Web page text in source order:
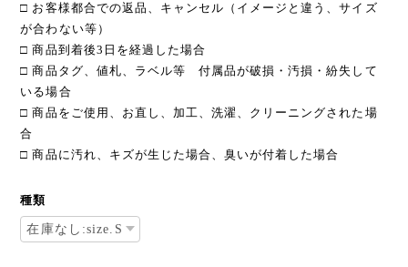
□ お客様都合での返品、キャンセル（イメージと違う、サイズ
が合わない等）
□ 商品到着後3日を経過した場合
□ 商品タグ、値札、ラベル等 付属品が破損・汚損・紛失して
いる場合
□ 商品をご使用、お直し、加工、洗濯、クリーニングされた場
合
□ 商品に汚れ、キズが生じた場合、臭いが付着した場合
種類